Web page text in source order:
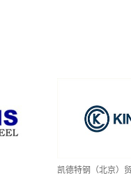
凯德特钢（北京）